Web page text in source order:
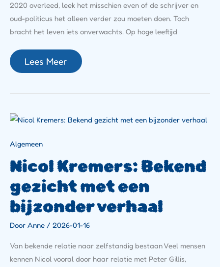
2020 overleed, leek het misschien even of de schrijver en
oud-politicus het alleen verder zou moeten doen. Toch
bracht het leven iets onverwachts. Op hoge leeftijd
Lees Meer
Algemeen
Nicol Kremers: Bekend
gezicht met een
bijzonder verhaal
Door Anne / 2026-01-16
Van bekende relatie naar zelfstandig bestaan Veel mensen
kennen Nicol vooral door haar relatie met Peter Gillis,
Nicol
Kremers:
Gezicht
Een
Bijzonder
Verhaal